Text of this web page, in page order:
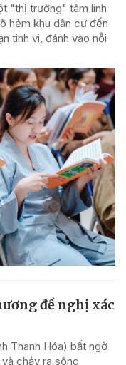
"thị trường" tâm linh
hẻm khu dân cư đến
tinh vi, đánh vào nỗi
đề nghị xác
Thanh Hóa) bất ngờ
chảy ra sông